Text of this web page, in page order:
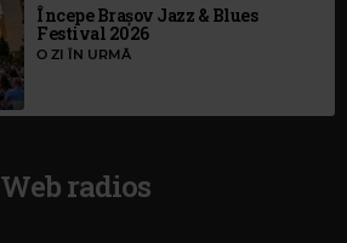
Începe Brașov Jazz & Blues
Festival 2026
O ZI ÎN URMĂ
Web radios